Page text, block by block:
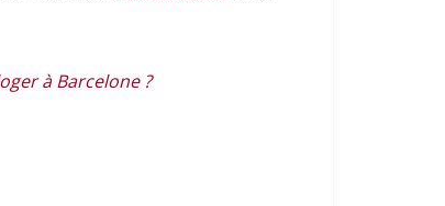
à Barcelone ?